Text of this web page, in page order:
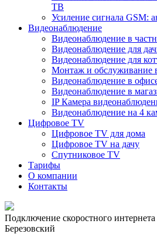
ТВ
Усиление сигнала GSM:
Видеонаблюдение
Видеонаблюдение в
Видеонаблюдение для
Видеонаблюдение для
Монтаж и обслуживание
Видеонаблюдение в
Видеонаблюдение в
IP Камера
Видеонаблюдение на 4
Цифровое TV
Цифровое TV для дома
Цифровое TV на дачу
Спутниковое TV
Тарифы
О компании
Контакты
Подключение скоростного интернета
Березовский